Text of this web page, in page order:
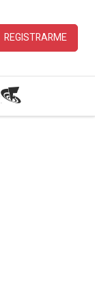
REGISTRARME